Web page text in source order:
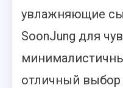
увлажняющие
SoonJung для
отличный выбор